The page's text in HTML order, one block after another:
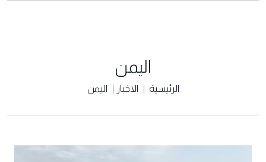
اليمن
الرئيسية الاخبار اليمن